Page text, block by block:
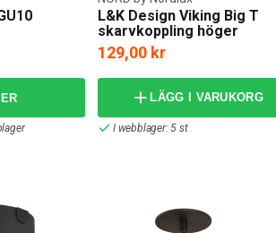
L&K Design Viking Big T
skarvkoppling höger
129,00 kr
LÄGG I VARUKORG
I webblager: 5 st